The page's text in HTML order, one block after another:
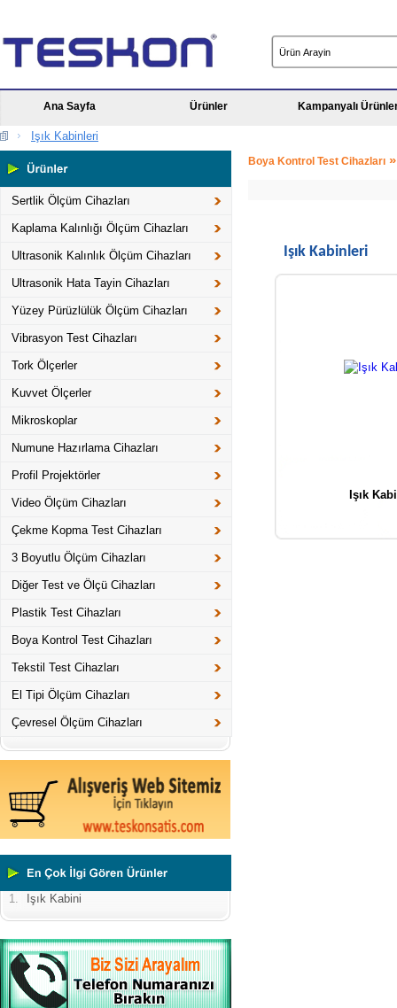
Ana Sayfa Ürünler Kampanyalı
Işık Kabinleri
Sertlik Ölçüm Cihazları
Kaplama Kalınlığı Ölçüm Cihazları
Ultrasonik Kalınlık Ölçüm Cihazları
Ultrasonik Hata Tayin Cihazları
Yüzey Pürüzlülük Ölçüm Cihazları
Vibrasyon Test Cihazları
Tork Ölçerler
Kuvvet Ölçerler
Mikroskoplar
Numune Hazırlama Cihazları
Profil Projektörler
Video Ölçüm Cihazları
Çekme Kopma Test Cihazları
3 Boyutlu Ölçüm Cihazları
Diğer Test ve Ölçü Cihazları
Plastik Test Cihazları
Boya Kontrol Test Cihazları
Tekstil Test Cihazları
El Tipi Ölçüm Cihazları
Çevresel Ölçüm Cihazları
1. Işık Kabini
Boya Kontrol Test Cihazları
Işık Kabinleri
Işık